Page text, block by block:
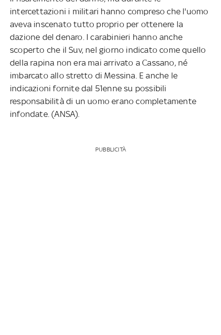
intercettazioni i militari hanno compreso che l'uomo
aveva inscenato tutto proprio per ottenere la
dazione del denaro. I carabinieri hanno anche
scoperto che il Suv, nel giorno indicato come quello
della rapina non era mai arrivato a Cassano, né
imbarcato allo stretto di Messina. E anche le
indicazioni fornite dal 51enne su possibili
responsabilità di un uomo erano completamente
infondate. (ANSA).
PUBBLICITÀ